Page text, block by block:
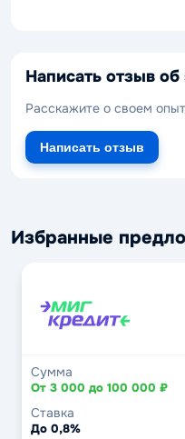
Написать отзыв
Расскажите о своем
Написать отзыв
Избранные
Сумма
От 3 000 до 100 000 ₽
Ставка
До 0,8%